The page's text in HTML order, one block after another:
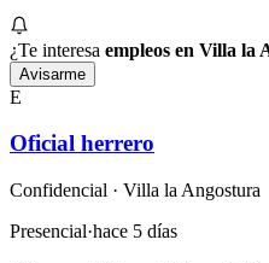
¿Te interesa empleos en Villa la
Avisarme
E
Oficial herrero
Confidencial · Villa la Angostura
Presencial·hace 5 días